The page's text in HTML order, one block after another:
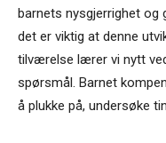
barnets nysgjerrighet og
det er viktig at denne
tilværelse lærer vi nytt
spørsmål. Barnet
å plukke på, undersøke